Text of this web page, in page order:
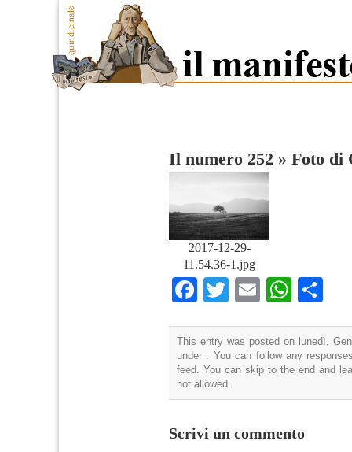
Il numero 252 » Foto di
2017-12-29-
11.54.36-1.jpg
Facebook
Twitter
Email
This entry was posted on lunedì,
under . You can follow any
feed. You can skip to the end and
not allowed.
Scrivi un commento